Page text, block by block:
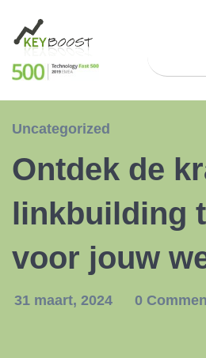
Uncategorized
Ontdek de
linkbuilding
voor jouw
31 maart, 2024 0